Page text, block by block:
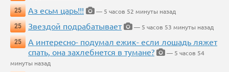
25
Аз есьм царь!!!
— 5 часов 52 минуты назад
25
Звездой подрабатывает
— 5 часов 53 минуты назад
25
А интересно- подумал ежик- если лошадь ляжет
спать, она захлебнется в тумане?
— 5 часов 54
минуты назад